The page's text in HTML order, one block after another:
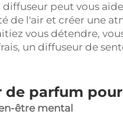
peut vous
de l'air et créer une
vous détendre,
un diffuseur de
de parfum
être mental